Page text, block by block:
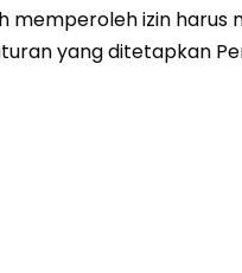
izin harus
yang ditetapkan